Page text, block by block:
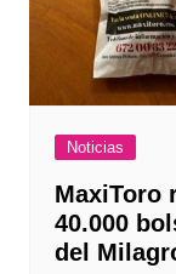
Noticias
MaxiToro
40.000
del